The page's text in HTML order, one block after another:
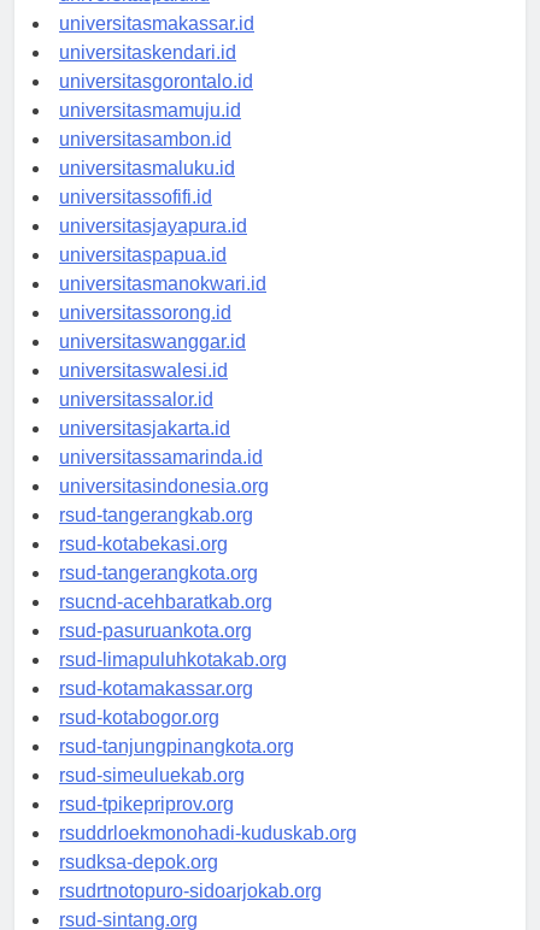
universitaspalu.id
universitasmakassar.id
universitaskendari.id
universitasgorontalo.id
universitasmamuju.id
universitasambon.id
universitasmaluku.id
universitassofifi.id
universitasjayapura.id
universitaspapua.id
universitasmanokwari.id
universitassorong.id
universitaswanggar.id
universitaswalesi.id
universitassalor.id
universitasjakarta.id
universitassamarinda.id
universitasindonesia.org
rsud-tangerangkab.org
rsud-kotabekasi.org
rsud-tangerangkota.org
rsucnd-acehbaratkab.org
rsud-pasuruankota.org
rsud-limapuluhkotakab.org
rsud-kotamakassar.org
rsud-kotabogor.org
rsud-tanjungpinangkota.org
rsud-simeuluekab.org
rsud-tpikepriprov.org
rsuddrloekmonohadi-kuduskab.org
rsudksa-depok.org
rsudrtnotopuro-sidoarjokab.org